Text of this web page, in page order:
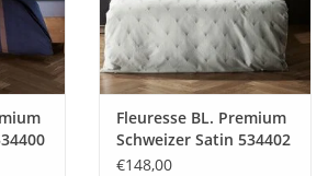
Fleuresse BL. Premium
Schweizer Satin 534402
- 2 Farben
€148,00